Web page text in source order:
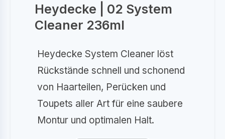
Heydecke | 02 System
Cleaner 236ml
Heydecke System Cleaner löst
Rückstände schnell und schonend
von Haarteilen, Perücken und
Toupets aller Art für eine saubere
Montur und optimalen Halt.